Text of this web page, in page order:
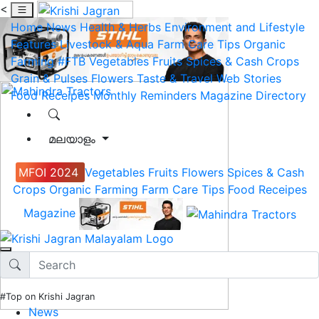
<
Home News Health & Herbs Environment and Lifestyle
Features Livestock & Aqua Farm Care Tips Organic
Farming #FTB Vegetables Fruits Spices & Cash Crops
Grain & Pulses Flowers Taste & Travel Web Stories
Food Receipes Monthly Reminders Magazine Directory
മലയാളം
MFOI 2024 Vegetables Fruits Flowers Spices & Cash
Crops Organic Farming Farm Care Tips Food Receipes
Magazine
#Top on Krishi Jagran
News